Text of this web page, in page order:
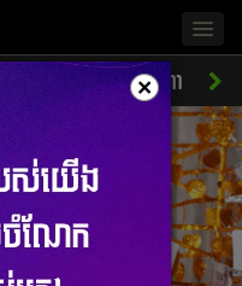
ស្នេហា
×